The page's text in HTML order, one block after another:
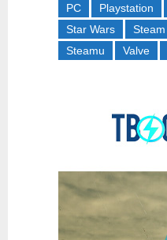
PC
Playstation
Star Wars
Steam
Steamu
Valve